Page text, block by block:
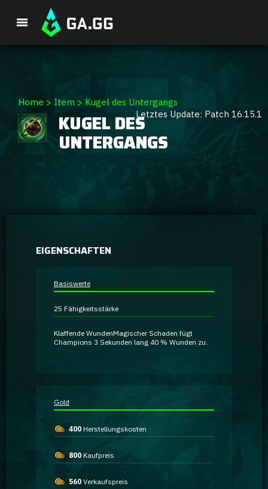
Spieler-Analyse
Champion Tier-Liste
Champion Builds & Guides
Ratgeber
GA Coachie Chat
Home > Item > Kugel des Untergangs
Letztes Update: Patch 16.15.1
KUGEL DES
UNTERGANGS
EIGENSCHAFTEN
Basiswerte
25 Fähigkeitsstärke
Klaffende WundenMagischer Schaden fügt
Champions 3 Sekunden lang 40 % Wunden zu.
Gold
400 Herstellungskosten
800 Kaufpreis
560 Verkaufspreis